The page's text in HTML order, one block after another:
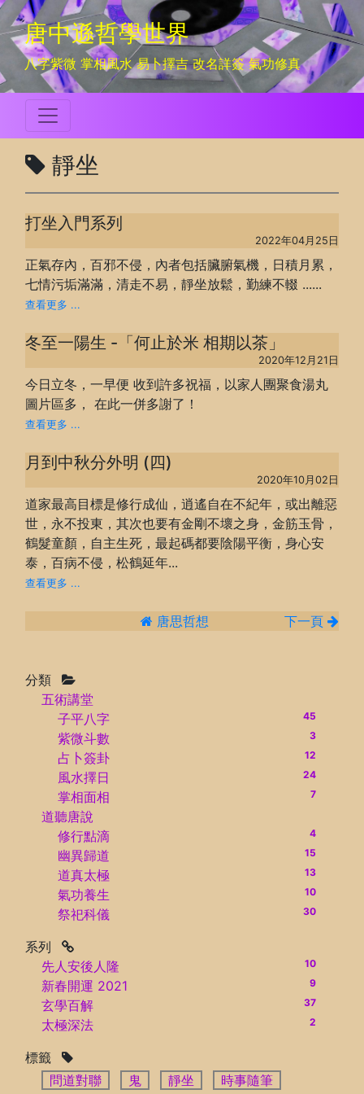
唐中遜哲學世界
八字紫微 掌相風水 易卜擇吉 改名詳簽 氣功修真
靜坐
打坐入門系列
2022年04月25日
正氣存內，百邪不侵，內者包括臟腑氣機，日積月累，
七情污垢滿滿，清走不易，靜坐放鬆，勤練不輟 ......
查看更多 ...
冬至一陽生 -「何止於米 相期以茶」
2020年12月21日
今日立冬，一早便 收到許多祝福，以家人團聚食湯丸
圖片區多， 在此一併多謝了！
查看更多 ...
月到中秋分外明 (四)
2020年10月02日
道家最高目標是修行成仙，逍遙自在不紀年，或出離惡
世，永不投東，其次也要有金剛不壞之身，金筋玉骨，
鶴髮童顏，自主生死，最起碼都要陰陽平衡，身心安
泰，百病不侵，松鶴延年...
查看更多 ...
唐思哲想 下一頁
分類
五術講堂
子平八字
45
紫微斗數 3
占卜簽卦 12
風水擇日 24
掌相面相 7
道聽唐說
修行點滴
4
幽異歸道 15
道真太極 13
氣功養生 10
祭祀科儀 30
系列
先人安後人隆
10
新春開運 2021 9
玄學百解 37
太極深法 2
標籤
問道對聯
鬼 靜坐 時事隨筆